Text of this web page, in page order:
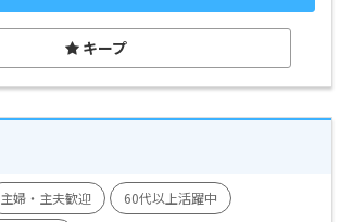
キープ
主婦・主夫歓迎
60代以上活躍中